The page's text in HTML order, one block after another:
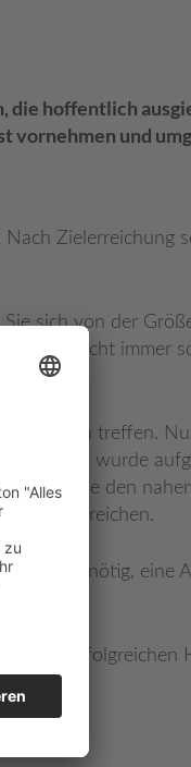
die hoffentlich
vornehmen und
Zielerreichung
sich von der
Ferne nicht immer
zu treffen.
Was wurde
auch Sie den
auch erreichen.
wenn nötig, eine
fix ein.
einen erfolgreichen